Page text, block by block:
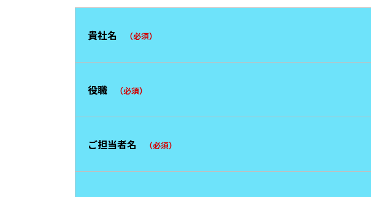
貴社名 （必須）
役職 （必須）
ご担当者名 （必須）